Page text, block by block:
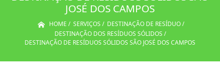
JOSÉ DOS CAMPOS
HOME SERVIÇOS
DESTINAÇÃO DE RESÍDUO
DESTINAÇÃO DOS RESÍDUOS SÓLIDOS
DESTINAÇÃO DE RESÍDUOS SÓLIDOS SÃO JOSÉ DOS CAMPOS